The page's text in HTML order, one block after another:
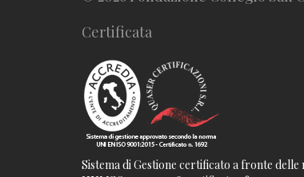
Certificata
Sistema di Gestione certificato a fronte delle